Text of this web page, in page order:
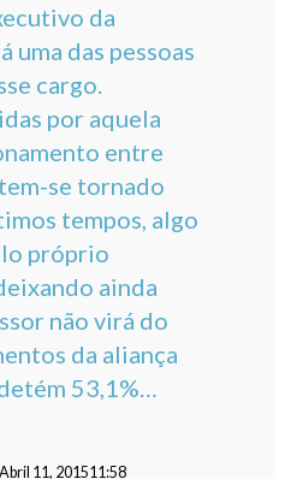
da
uma das pessoas
cargo.
por aquela
entre
se tornado
tempos, algo
próprio
ainda
não virá do
da aliança
53,1%…
Abril 11, 201511:58